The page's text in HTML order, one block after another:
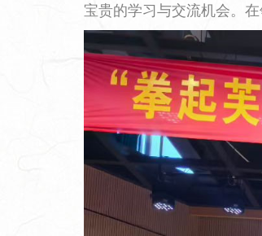
宝贵的学习与交流机会。